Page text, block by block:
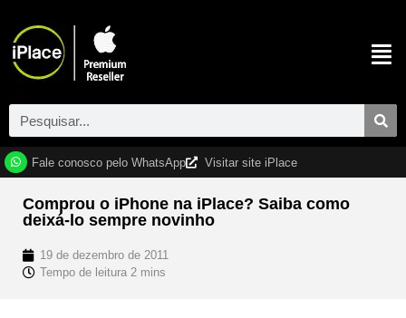
Fale conosco pelo WhatsApp Visitar site iPlace
Comprou o iPhone na iPlace? Saiba como
deixá-lo sempre novinho
19 de dezembro de 2011